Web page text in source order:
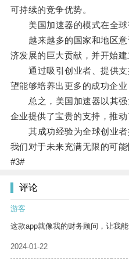
可持续的竞争优势。
美国加速器的模式在全球
越来越多的国家和地区意
济发展的巨大贡献，并开始建
通过吸引创业者、提供支
望能够培养出更多的成功企业
总之，美国加速器以其强
企业提供了宝贵的支持，推动
其成功经验为全球创业者
我们对于未来充满无限的可能
#3#
评论
游客
这款app就像我的财务顾问，让我能
2024-01-22